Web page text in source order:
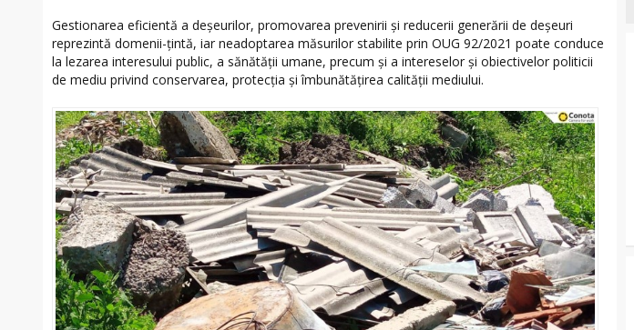
Gestionarea eficientă a deşeurilor, promovarea prevenirii şi reducerii generării de deşeuri
reprezintă domenii-ţintă, iar neadoptarea măsurilor stabilite prin OUG 92/2021 poate conduce
la lezarea interesului public, a sănătăţii umane, precum şi a intereselor şi obiectivelor politicii
de mediu privind conservarea, protecţia şi îmbunătăţirea calităţii mediului.